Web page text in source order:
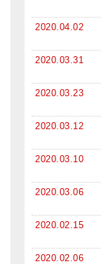
2020.04.02
2020.03.31
2020.03.23
2020.03.12
2020.03.10
2020.03.06
2020.02.15
2020.02.06